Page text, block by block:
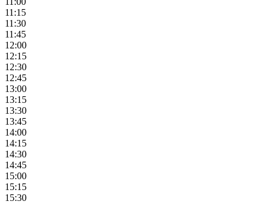
11:15
11:30
11:45
12:00
12:15
12:30
12:45
13:00
13:15
13:30
13:45
14:00
14:15
14:30
14:45
15:00
15:15
15:30